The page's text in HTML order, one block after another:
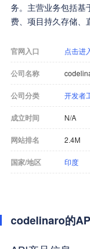
务。主营业务包括基
费、项目持久存储、
官网入口 点击进
公司名称
公司分类 开发者
成立时间 N/A
网站排名 2.4M
国家/地区 印度
codelinaro的